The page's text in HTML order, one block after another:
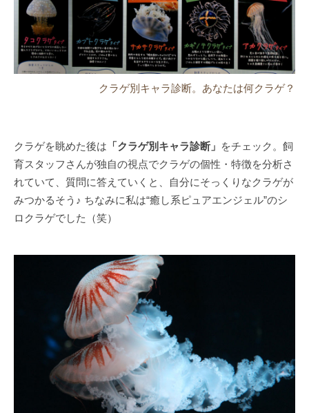
クラゲ別キャラ診断。あなたは何クラゲ？
クラゲを眺めた後は 「クラゲ別キャラ診断」 をチェック。飼
育スタッフさんが独自の視点でクラゲの個性・特徴を分析さ
れていて、質問に答えていくと、自分にそっくりなクラゲが
みつかるそう♪ ちなみに私は“癒し系ピュアエンジェル”のシ
ロクラゲでした（笑）